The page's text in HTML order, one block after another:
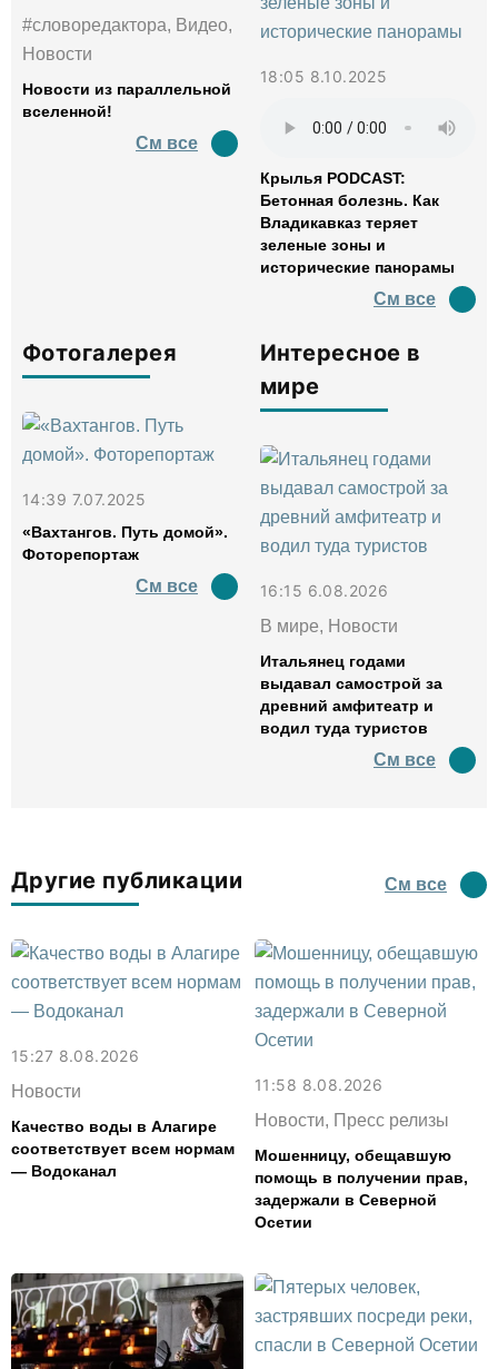
#словоредактора, Видео,
Новости
Новости из параллельной
вселенной!
См все
18:05 8.10.2025
Крылья PODCAST:
Бетонная болезнь. Как
Владикавказ теряет
зеленые зоны и
исторические панорамы
См все
Фотогалерея
14:39 7.07.2025
«Вахтангов. Путь домой».
Фоторепортаж
См все
Интересное в
мире
16:15 6.08.2026
В мире, Новости
Итальянец годами
выдавал самострой за
древний амфитеатр и
водил туда туристов
См все
Другие публикации См все
15:27 8.08.2026
Новости
Качество воды в Алагире
соответствует всем нормам
— Водоканал
11:58 8.08.2026
Новости, Пресс релизы
Мошенницу, обещавшую
помощь в получении прав,
задержали в Северной
Осетии